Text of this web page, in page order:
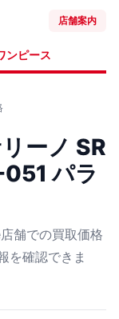
店舗案内
ンピース
ーノ SR
パラ
舗での買取価格
を確認できま